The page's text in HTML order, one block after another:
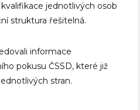
jednotlivých osob
struktura řešitelná.
informace
pokusu ČSSD, které již
stran.